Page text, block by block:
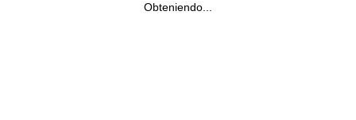
Obteniendo...